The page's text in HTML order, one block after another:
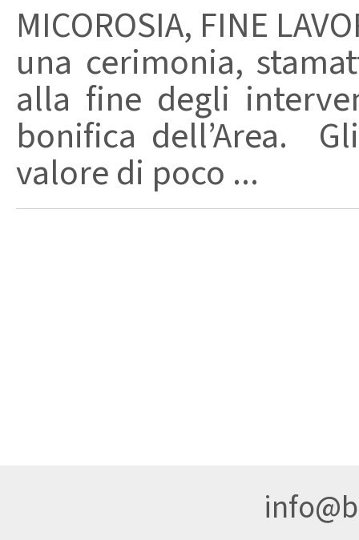
MICOROSIA, FINE
una cerimonia,
alla fine degli
bonifica dell’Area.
valore di poco ...